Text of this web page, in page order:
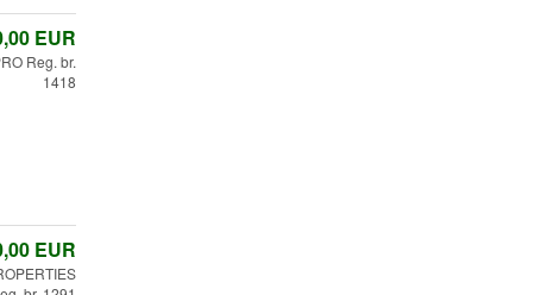
EUR
Reg. br.
1418
EUR